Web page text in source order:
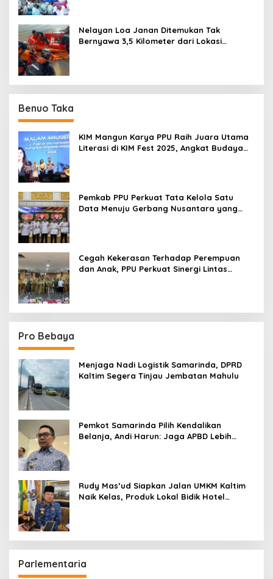
Nelayan Loa Janan Ditemukan Tak
Bernyawa 3,5 Kilometer dari Lokasi
Benuo Taka
KIM Mangun Karya PPU Raih Juara Utama
Literasi di KIM Fest 2025, Angkat Budaya
Pemkab PPU Perkuat Tata Kelola Satu
Data Menuju Gerbang Nusantara yang
Cegah Kekerasan Terhadap Perempuan
dan Anak, PPU Perkuat Sinergi Lintas
Pro Bebaya
Menjaga Nadi Logistik Samarinda, DPRD
Kaltim Segera Tinjau Jembatan Mahulu
Pemkot Samarinda Pilih Kendalikan
Belanja, Andi Harun: Jaga APBD Lebih
Rudy Mas’ud Siapkan Jalan UMKM Kaltim
Naik Kelas, Produk Lokal Bidik Hotel
Parlementaria